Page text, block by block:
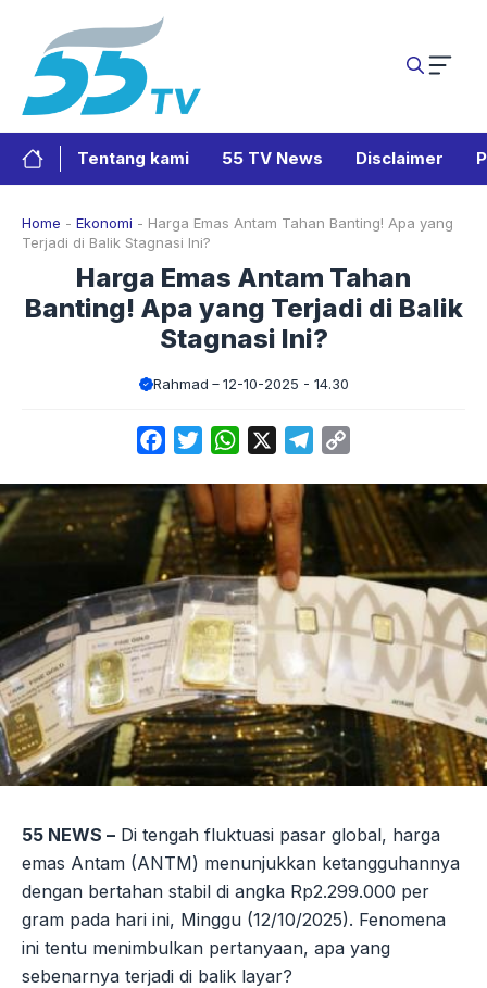
Tentang kami 55 TV News Disclaimer
Home - Ekonomi - Harga Emas Antam Tahan Banting! Apa yang
Terjadi di Balik Stagnasi Ini?
Harga Emas Antam Tahan
Banting! Apa yang Terjadi di Balik
Stagnasi Ini?
Rahmad 12-10-2025 - 14.30
FacebookTwitterWhatsApp Telegram
55 NEWS – Di tengah fluktuasi pasar global, harga
emas Antam (ANTM) menunjukkan ketangguhannya
dengan bertahan stabil di angka Rp2.299.000 per
gram pada hari ini, Minggu (12/10/2025). Fenomena
ini tentu menimbulkan pertanyaan, apa yang
sebenarnya terjadi di balik layar?